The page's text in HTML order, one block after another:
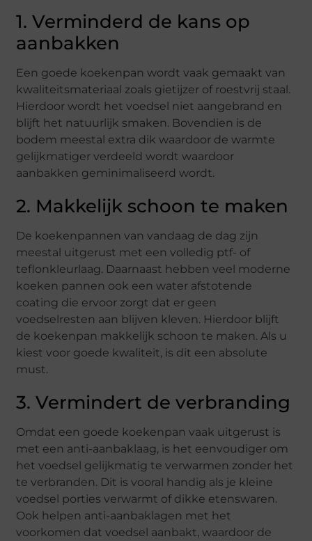
1. Verminderd de kans op
aanbakken
Een goede koekenpan wordt vaak gemaakt van
kwaliteitsmateriaal zoals gietijzer of roestvrij staal.
Hierdoor wordt het voedsel niet aangebrand en
blijft het natuurlijk smaken. Bovendien is de
bodem meestal extra dik waardoor de warmte
gelijkmatiger verdeeld wordt waardoor
aanbakken geminimaliseerd wordt.
2. Makkelijk schoon te maken
De koekenpannen van vandaag de dag zijn
meestal uitgerust met een volledig ptf- of
teflonkleurlaag. Daarnaast hebben veel moderne
koeken pannen ook een water afstotende
coating die ervoor zorgt dat er geen
voedselresten aan blijven kleven. Hierdoor blijft
de koekenpan makkelijk schoon te maken. Als u
kiest voor goede kwaliteit, is dit een absolute
must.
3. Vermindert de verbranding
Omdat een goede koekenpan vaak uitgerust is
met een anti-aanbaklaag, is het eenvoudiger om
het voedsel gelijkmatig te verwarmen zonder het
te verbranden. Dit is vooral handig als je kleine
voedsel porties verwarmt of dikke etenswaren.
Ook helpen anti-aanbaklagen met het
voorkomen dat voedsel aanbakt, waardoor de